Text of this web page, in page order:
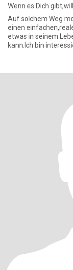
Wenn es Dich
Auf solchem Weg
einen einfachen,realen Mann (65-75) kennenlernen,der so
etwas in seinem Leben aendern
kann.Ich bin